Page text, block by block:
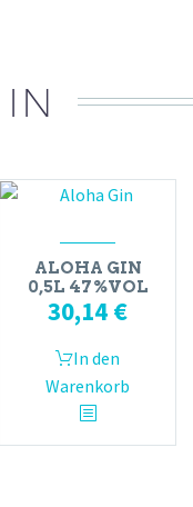
ALOHA GIN
0,5L 47%VOL
30,14 €
In den
Warenkorb